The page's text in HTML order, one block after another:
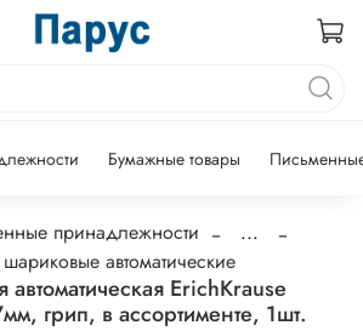
Бумажные товары
принадлежности
...
автоматические
ErichKrause
грип, в ассортименте, 1шт.